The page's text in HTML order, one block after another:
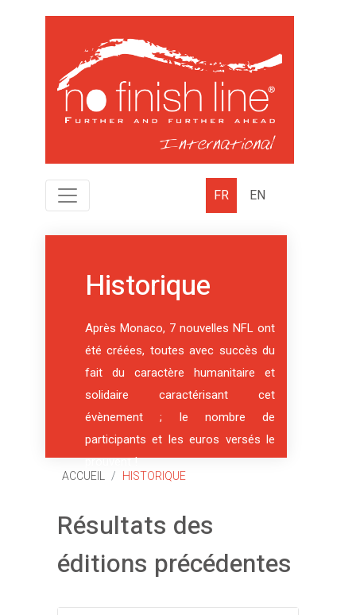
FR EN
Historique
Après Monaco, 7 nouvelles NFL ont
été créées, toutes avec succès du
fait du caractère humanitaire et
solidaire caractérisant cet
évènement ; le nombre de
participants et les euros versés le
prouvent !
ACCUEIL HISTORIQUE
Résultats des
éditions précédentes